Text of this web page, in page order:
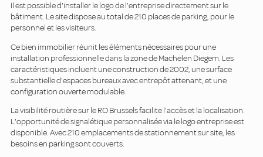
Il est possible d'installer le logo de l'entreprise directement sur le
bâtiment. Le site dispose au total de 210 places de parking, pour le
personnel et les visiteurs.
Ce bien immobilier réunit les éléments nécessaires pour une
installation professionnelle dans la zone de Machelen Diegem. Les
caractéristiques incluent une construction de 2002, une surface
substantielle d'espaces bureaux avec entrepôt attenant, et une
configuration ouverte modulable.
La visibilité routière sur le RO Brussels facilite l'accès et la localisation.
L'opportunité de signalétique personnalisée via le logo entreprise est
disponible. Avec 210 emplacements de stationnement sur site, les
besoins en parking sont couverts.